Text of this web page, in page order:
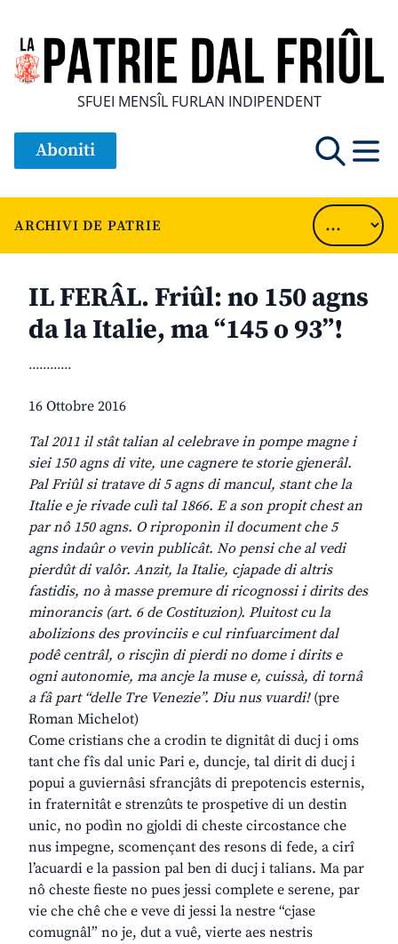
SFUEI MENSÎL FURLAN INDIPENDENT
Aboniti
ARCHIVI DE PATRIE
IL FERÂL. Friûl: no 150 agns
da la Italie, ma “145 o 93”!
............
16 Ottobre 2016
Tal 2011 il stât talian al celebrave in pompe magne i
siei 150 agns di vite, une cagnere te storie gjenerâl.
Pal Friûl si tratave di 5 agns di mancul, stant che la
Italie e je rivade culì tal 1866. E a son propit chest an
par nô 150 agns. O riproponìn il document che 5
agns indaûr o vevin publicât. No pensi che al vedi
pierdût di valôr. Anzit, la Italie, cjapade di altris
fastidis, no à masse premure di ricognossi i dirits des
minorancis (art. 6 de Costituzion). Pluitost cu la
abolizions des provinciis e cul rinfuarciment dal
podê centrâl, o riscjìn di pierdi no dome i dirits e
ogni autonomie, ma ancje la muse e, cuissà, di tornâ
a fâ part “delle Tre Venezie”. Diu nus vuardi! (pre
Roman Michelot)
Come cristians che a crodin te dignitât di ducj i oms
tant che fîs dal unic Pari e, duncje, tal dirit di ducj i
popui a guviernâsi sfrancjâts di prepotencis esternis,
in fraternitât e strenzûts te prospetive di un destin
unic, no podìn no gjoldi di cheste circostance che
nus impegne, scomençant des resons di fede, a cirî
l’acuardi e la passion pal ben di ducj i talians. Ma par
nô cheste fieste no pues jessi complete e serene, par
vie che chê che e veve di jessi la nestre “cjase
comugnâl” no je, dut a vuê, vierte aes nestris